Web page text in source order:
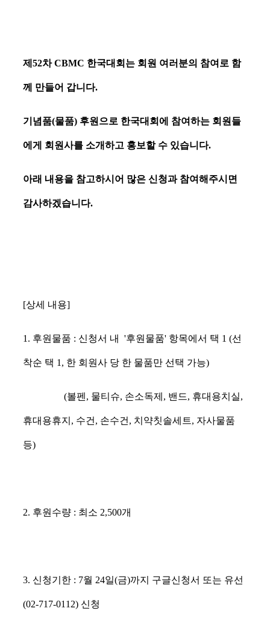
제52차 CBMC 한국대회는 회원 여러분의 참여로 함
께 만들어 갑니다.
기념품(물품) 후원으로 한국대회에 참여하는 회원들
에게 회원사를 소개하고 홍보할 수 있습니다.
아래 내용을 참고하시어 많은 신청과 참여해주시면
감사하겠습니다.
[상세 내용]
1. 후원물품 : 신청서 내 '후원물품' 항목에서 택 1 (선
착순 택 1, 한 회원사 당 한 물품만 선택 가능)
(볼펜, 물티슈, 손소독제, 밴드, 휴대용치실,
휴대용휴지, 수건, 손수건, 치약칫솔세트, 자사물품
등)
2. 후원수량 : 최소 2,500개
3. 신청기한 : 7월 24일(금)까지 구글신청서 또는 유선
(02-717-0112) 신청